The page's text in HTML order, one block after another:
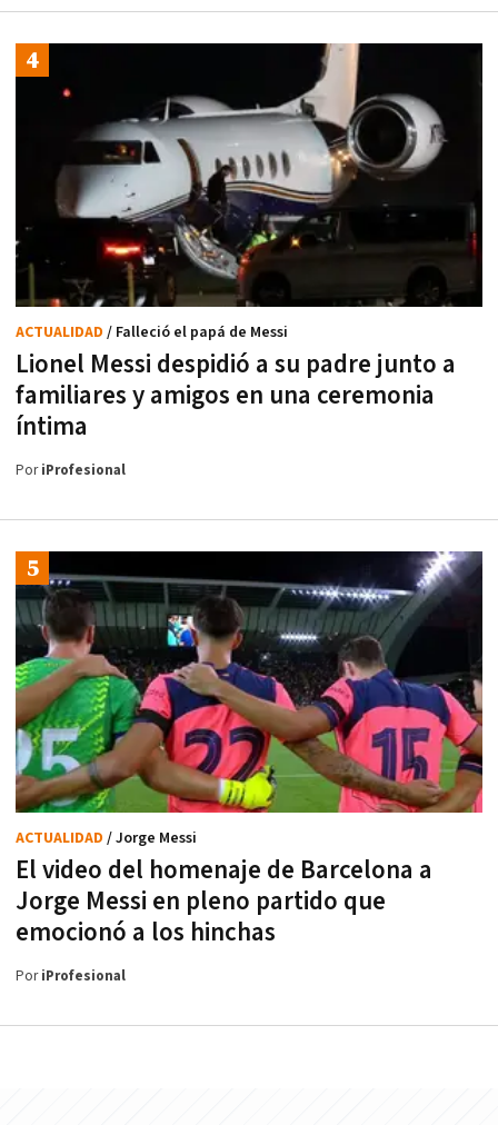
Lionel Messi despidió a su padre junto a
familiares y amigos en una ceremonia
íntima
ACTUALIDAD / Falleció el papá de Messi
PoriProfesional
El video del homenaje de Barcelona a
Jorge Messi en pleno partido que
emocionó a los hinchas
ACTUALIDAD / Jorge Messi
PoriProfesional